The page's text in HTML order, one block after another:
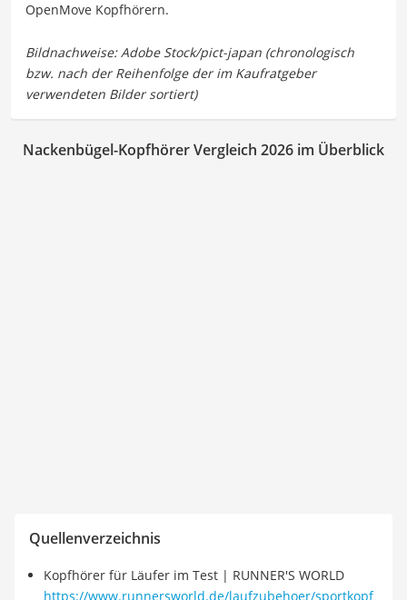
OpenMove Kopfhörern.
Nackenbügel-Kopfhörer Vergleich 2026 im Überblick
Quellenverzeichnis
Kopfhörer für Läufer im Test | RUNNER'S WORLD
https://www.runnersworld.de/laufzubehoer/sportkopf